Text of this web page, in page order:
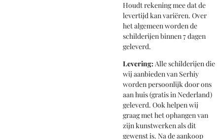
Houdt rekening mee dat de
levertijd kan variëren. Over
het algemeen worden de
schilderijen binnen 7 dagen
geleverd.
Levering:Alle schilderijen die
wij aanbieden van Serhiy
worden persoonlijk door ons
aan huis (gratis in Nederland)
geleverd. Ook helpen wij
graag met het ophangen van
zijn kunstwerken als dit
gewenst is. Na de aankoop